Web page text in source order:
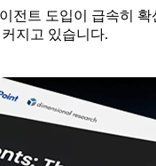
전트 도입이 급속히 확
지고 있습니다.